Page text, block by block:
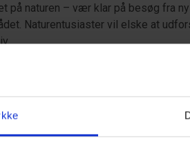
på naturen – vær klar på besøg fra
Naturentusiaster vil elske at
kort køretur til livlige Blåvand og
Stranden kalder også – vælg
i Blåvand. Der er 7 km. til Oksbøl,
for en uforglemmelig ferie,